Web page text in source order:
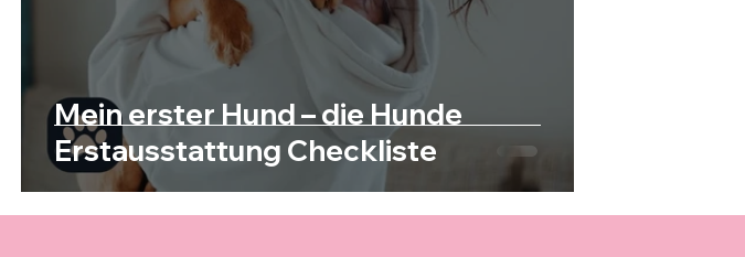
Mein erster Hund – die Hunde
Erstausstattung Checkliste